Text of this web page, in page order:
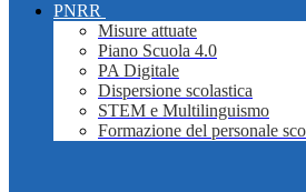
PNRR
Misure attuate
Piano Scuola 4.0
PA Digitale
Dispersione scolastica
STEM e Multilinguismo
Formazione del personale